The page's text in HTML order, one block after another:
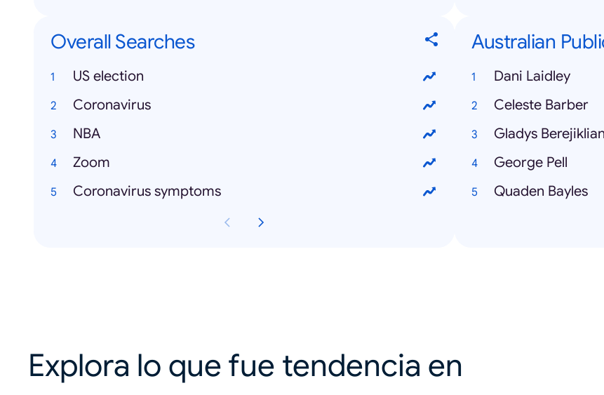
Overall Searches
US election
Coronavirus
NBA
Zoom
Coronavirus symptoms
Australian
Dani Laidley
Celeste Barber
Gladys Berejiklian
George Pell
Quaden Bayles
Explora lo que fue tendencia en